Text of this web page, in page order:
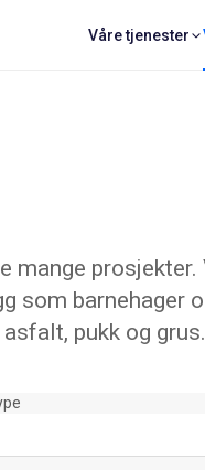
Våre tjenester
mange
som
pukk og grus.